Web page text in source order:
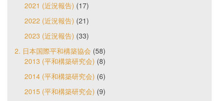
2021 (近況報告) (17)
2022 (近況報告) (21)
2023 (近況報告) (33)
2. 日本国際平和構築協会 (58)
2013 (平和構築研究会) (8)
2014 (平和構築研究会) (6)
2015 (平和構築研究会) (9)